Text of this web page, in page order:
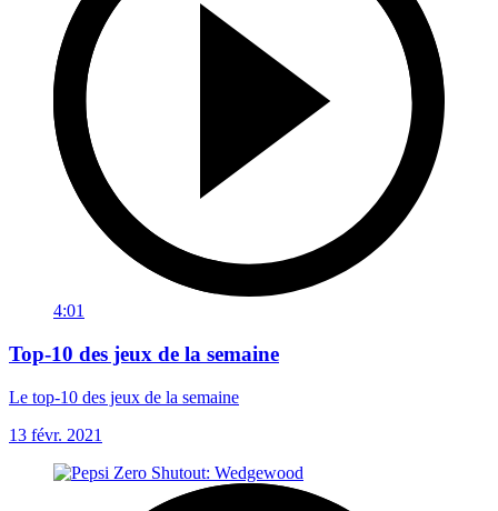
4:01
Top-10 des jeux de la semaine
Le top-10 des jeux de la semaine
13 févr. 2021